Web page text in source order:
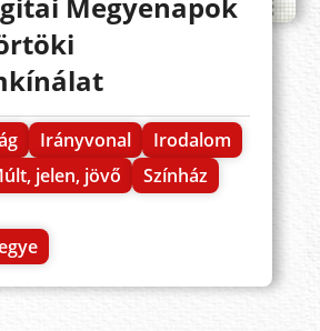
Irányvonal
Irodalom
jelen, jövő
Színház